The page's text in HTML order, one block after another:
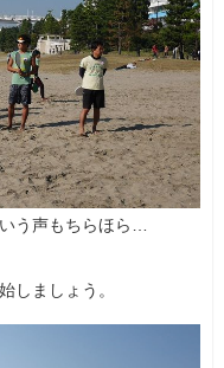
う声もちらほら…
しましょう。